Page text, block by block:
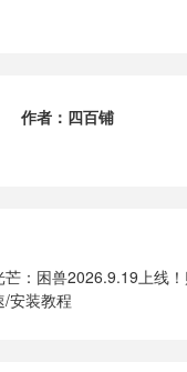
作者： 四百铺
芒：困兽2026.9.19上线
/安装教程